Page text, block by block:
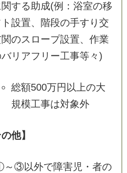
関する助成(例：浴室の移
設置、階段の手すり交
のスロープ設置、作業
リアフリー工事等々)
総額500万円以上の大
規模工事は対象外
他】
③以外で障害児・者の